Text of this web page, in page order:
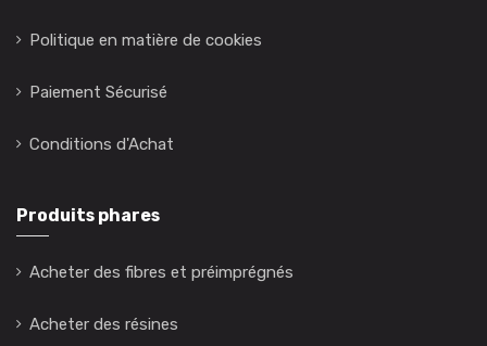
Politique en matière de cookies
Paiement Sécurisé
Conditions d'Achat
Produits phares
Acheter des fibres et préimprégnés
Acheter des résines